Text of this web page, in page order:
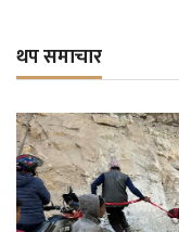
थप समाचार